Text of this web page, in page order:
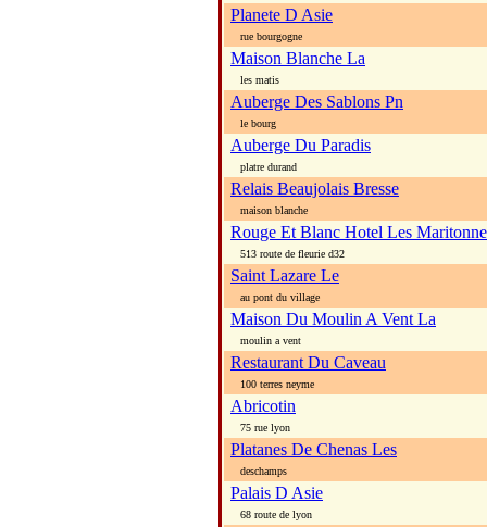
Planete D Asie
rue bourgogne
Maison Blanche La
les matis
Auberge Des Sablons Pn
le bourg
Auberge Du Paradis
platre durand
Relais Beaujolais Bresse
maison blanche
Rouge Et Blanc Hotel Les
513 route de fleurie d32
Saint Lazare Le
au pont du village
Maison Du Moulin A Vent La
moulin a vent
Restaurant Du Caveau
100 terres neyme
Abricotin
75 rue lyon
Platanes De Chenas Les
deschamps
Palais D Asie
68 route de lyon